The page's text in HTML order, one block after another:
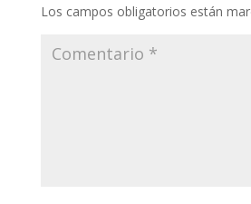
Los campos obligatorios están